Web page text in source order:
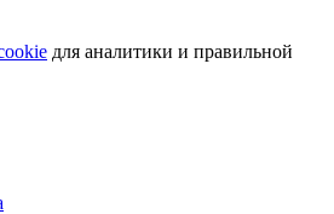
для аналитики и правильной